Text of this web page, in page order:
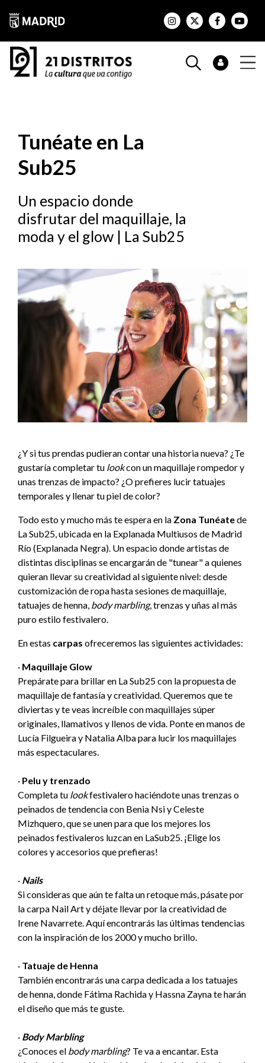
Tunéate en La
Sub25
Un espacio donde
disfrutar del maquillaje, la
moda y el glow | La Sub25
¿Y si tus prendas pudieran contar una historia nueva? ¿Te
gustaría completar tu lookcon un maquillaje rompedor y
unas trenzas de impacto? ¿O prefieres lucir tatuajes
temporales y llenar tu piel de color?
Todo esto y mucho más te espera en la Zona Tunéatede
La Sub25, ubicada en la Explanada Multiusos de Madrid
Río (Explanada Negra). Un espacio donde artistas de
distintas disciplinas se encargarán de "tunear" a quienes
quieran llevar su creatividad al siguiente nivel: desde
customización de ropa hasta sesiones de maquillaje,
tatuajes de henna, body marbling, trenzas y uñas al más
puro estilo festivalero.
En estas carpas ofreceremos las siguientes actividades:
· Maquillaje Glow
Prepárate para brillar en La Sub25 con la propuesta de
maquillaje de fantasía y creatividad. Queremos que te
diviertas y te veas increíble con maquillajes súper
originales, llamativos y llenos de vida. Ponte en manos de
Lucía Filgueira y Natalia Alba para lucir los maquillajes
más espectaculares.
· Pelu y trenzado
Completa tu lookfestivalero haciéndote unas trenzas o
peinados de tendencia con Benia Nsi y Celeste
Mizhquero, que se unen para que los mejores los
peinados festivaleros luzcan en LaSub25. ¡Elige los
colores y accesorios que prefieras!
· Nails
Si consideras que aún te falta un retoque más, pásate por
la carpa Nail Art y déjate llevar por la creatividad de
Irene Navarrete. Aquí encontrarás las últimas tendencias
con la inspiración de los 2000 y mucho brillo.
· Tatuaje de Henna
También encontrarás una carpa dedicada a los tatuajes
de henna, donde Fátima Rachida y Hassna Zayna te harán
el diseño que más te guste.
· Body Marbling
¿Conoces el body marbling? Te va a encantar. Esta